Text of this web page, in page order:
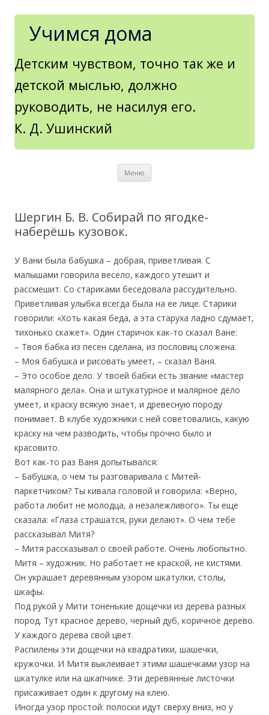
Учимся дома
Детским чувством, точно так же и
детской мыслью, должно
руководить, не насилуя его.
К. Д. Ушинский
Меню
Шергин Б. В. Собирай по ягодке-
наберёшь кузовок.
У Вани была бабушка – добрая, приветливая. С
малышами говорила весело, каждого утешит и
рассмешит. Со стариками беседовала рассудительно.
Приветливая улыбка всегда была на ее лице. Старики
говорили: «Хоть какая беда, а эта старуха ладно сдумает,
тихонько скажет». Один старичок как-то сказал Ване:
– Твоя бабка из песен сделана, из пословиц сложена.
– Моя бабушка и рисовать умеет, – сказал Ваня.
– Это особое дело. У твоей бабки есть звание «мастер
малярного дела». Она и штукатурное и малярное дело
умеет, и краску всякую знает, и древесную породу
понимает. В клубе художники с ней советовались, какую
краску на чем разводить, чтобы прочно было и
красовито.
Вот как-то раз Ваня допытывался:
– Бабушка, о чем ты разговаривала с Митей-
паркетчиком? Ты кивала головой и говорила: «Верно,
работа любит не молодца, а незалежливого». Ты еще
сказала: «Глаза страшатся, руки делают». О чем тебе
рассказывал Митя?
– Митя рассказывал о своей работе. Очень любопытно.
Митя – художник. Но работает не краской, не кистями.
Он украшает деревянным узором шкатулки, столы,
шкафы.
Под рукой у Мити тоненькие дощечки из дерева разных
пород. Тут красное дерево, черный дуб, коричное дерево.
У каждого дерева свой цвет.
Распилены эти дощечки на квадратики, шашечки,
кружочки. И Митя выклеивает этими шашечками узор на
шкатулке или на шкапчике. Эти деревянные листочки
присаживает один к другому на клею.
Иногда узор простой: полоски идут сверху вниз, но у